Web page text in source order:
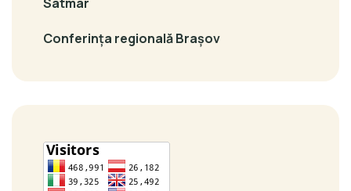
Satmar
Conferința regională Brașov